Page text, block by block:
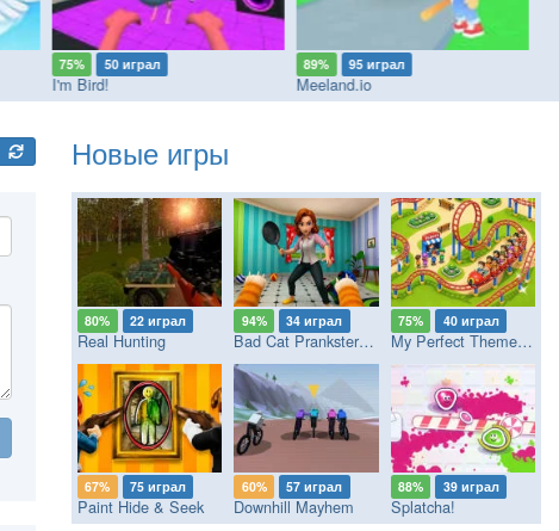
75% 50 играл
I'm Bird!
89% 95 играл
Meeland.io
Новые игры
80% 22 играл
Real Hunting
94% 34 играл
Bad Cat Prankster - Mom’s Return
75% 40 играл
My Perfect Theme Park
67% 75 играл
Paint Hide & Seek
60% 57 играл
Downhill Mayhem
88% 39 играл
Splatcha!